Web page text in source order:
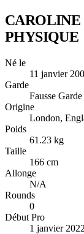
CAROLINE
PHYSIQUE
Né le
11 janvier
Garde
Fausse
Origine
London,
Poids
61.23 kg
Taille
166 cm
Allonge
N/A
Rounds
0
Début Pro
1 janvier 2022